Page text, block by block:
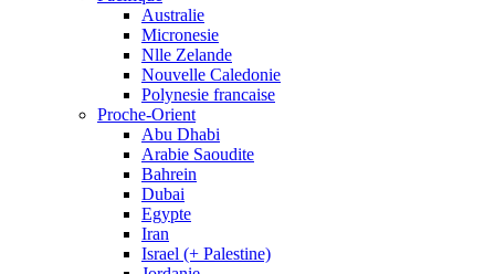
Australie
Micronesie
Nlle Zelande
Nouvelle Caledonie
Polynesie francaise
Proche-Orient
Abu Dhabi
Arabie Saoudite
Bahrein
Dubai
Egypte
Iran
Israel (+ Palestine)